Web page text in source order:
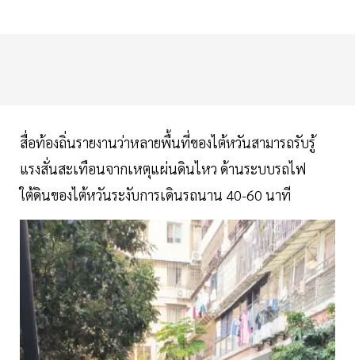
สื่อท้องถิ่นรายงานว่าหลายพื้นที่ของไต้หวันสามารถรับรู้
แรงสั่นสะเทือนจากเหตุแผ่นดินไหว ด้านระบบรถไฟ
ใต้ดินของไต้หวันระงับการเดินรถนาน 40-60 นาที